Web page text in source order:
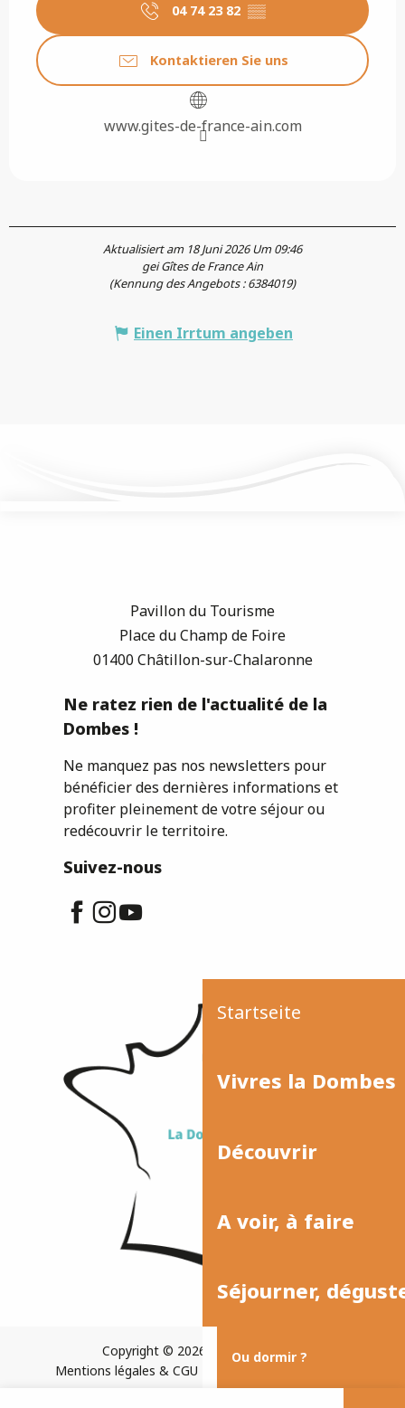
Startseite
Vivres la Dombes
Découvrir
A voir, à faire
Séjourner,
Ou dormir ?
04 74 23 82 ▒▒
Kontaktieren Sie uns
www.gites-de-france-ain.com
Aktualisiert am 18 Juni 2026 Um 09:46
gei Gîtes de France Ain
(Kennung des Angebots :6384019)
Einen Irrtum angeben
Pavillon du Tourisme
Place du Champ de Foire
01400 Châtillon-sur-Chalaronne
Ne ratez rien de l'actualité de la
Dombes !
Ne manquez pas nos newsletters pour
bénéficier des dernières informations et
profiter pleinement de votre séjour ou
redécouvrir le territoire.
Suivez-nous
Copyright © 2026
Plan du site
Mentions légales & CGU